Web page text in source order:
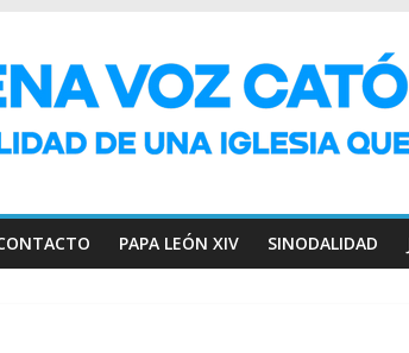
PAPA LEÓN XIV SINODALIDAD